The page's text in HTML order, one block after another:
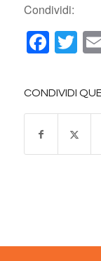
Condividi:
CONDIVIDI